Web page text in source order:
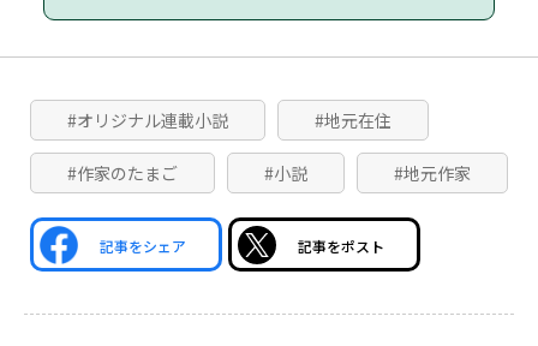
#オリジナル連載小説 #地元在住
#作家のたまご #小説 #地元作家
記事をシェア 記事をポスト